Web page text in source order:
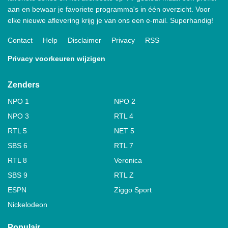
aan en bewaar je favoriete programma's in één overzicht. Voor
elke nieuwe aflevering krijg je van ons een e-mail. Superhandig!
Contact Help Disclaimer Privacy RSS
Privacy voorkeuren wijzigen
Zenders
NPO 1
NPO 2
NPO 3
RTL 4
RTL 5
NET 5
SBS 6
RTL 7
RTL 8
Veronica
SBS 9
RTL Z
ESPN
Ziggo Sport
Nickelodeon